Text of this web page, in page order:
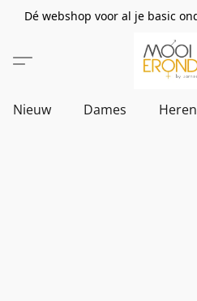
Dé webshop voor al je basic
Nieuw Dames Heren